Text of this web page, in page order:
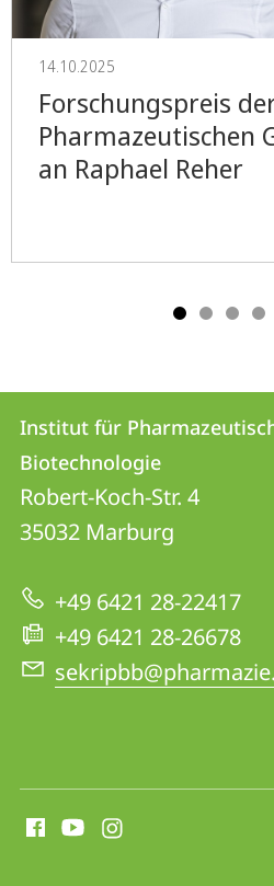
14.10.2025
Forschungspreis
Pharmazeutischen
an Raphael Reher
Kontakt
und
Informationen
zur
Website
Kontaktinformationen
Institut
für
Pharmazeutische
und
Biotechnologie
Institut für
Biotechnologie
Robert-Koch-Str. 4
35032 Marburg
+49 6421 28-22417
+49 6421 28-26678
Media